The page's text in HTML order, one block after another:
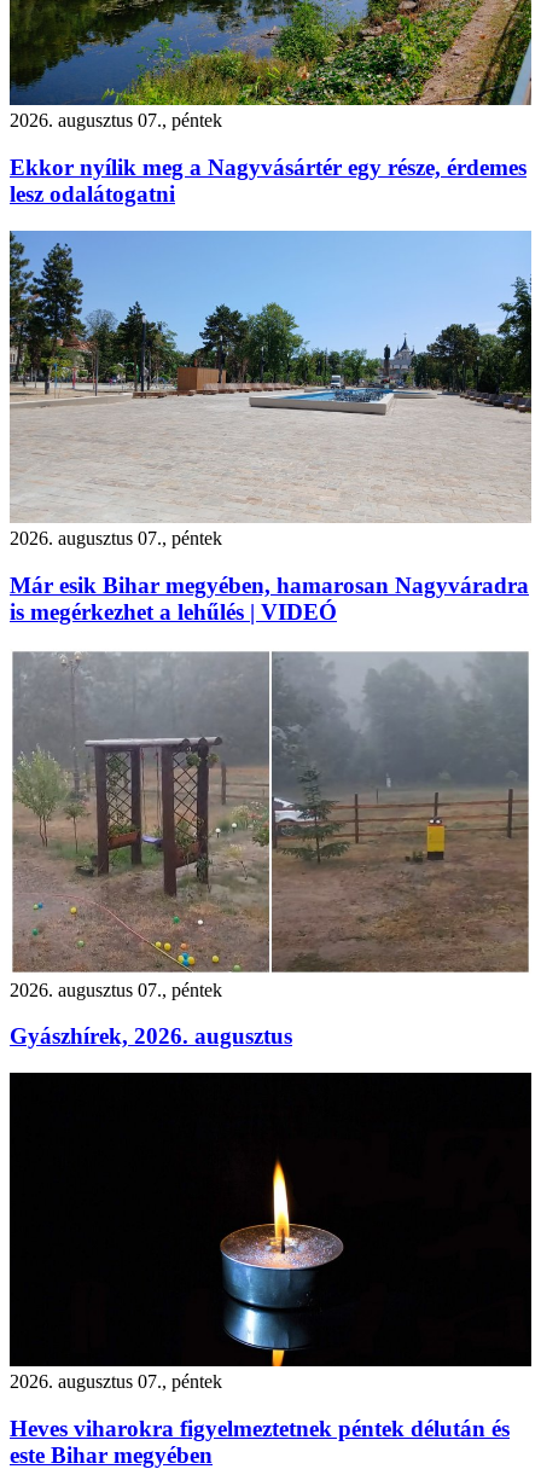
2026. augusztus 07., péntek
Ekkor nyílik meg a Nagyvásártér egy része, érdemes
lesz odalátogatni
2026. augusztus 07., péntek
Már esik Bihar megyében, hamarosan Nagyváradra
is megérkezhet a lehűlés | VIDEÓ
2026. augusztus 07., péntek
Gyászhírek, 2026. augusztus
2026. augusztus 07., péntek
Heves viharokra figyelmeztetnek péntek délután és
este Bihar megyében